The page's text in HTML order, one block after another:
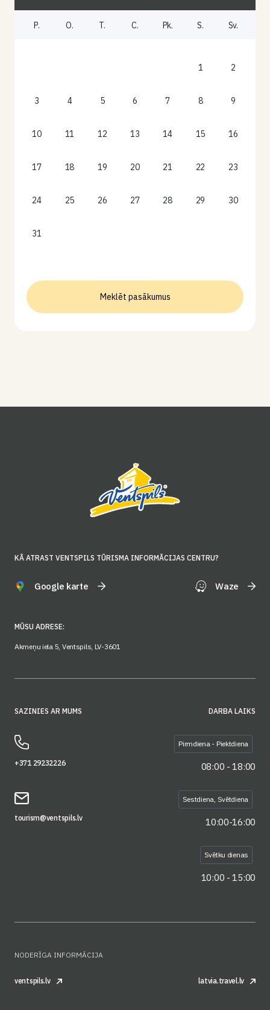
P. O. T. C. Pk. S. Sv.
1 2
3 4 5 6 7 8 9
10 11 12 13 14 15 16
17 18 19 20 21 22 23
24 25 26 27 28 29 30
31
Meklēt pasākumus
KĀ ATRAST VENTSPILS TŪRISMA INFORMĀCIJAS CENTRU?
Google karte Waze
MŪSU ADRESE:
Akmeņu iela 5, Ventspils, LV-3601
SAZINIES AR MUMS
+371 29232226
tourism@ventspils.lv
DARBA LAIKS
Pirmdiena - Piektdiena
08:00 - 18:00
Sestdiena, Svētdiena
10:00-16:00
Svētku dienas
10:00 - 15:00
NODERĪGA INFORMĀCIJA
ventspils.lv latvia.travel.lv